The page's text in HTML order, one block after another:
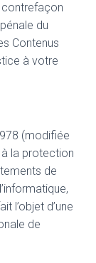
du
Contenus
à votre
(modifiée
la protection
de
l’objet d’une
de